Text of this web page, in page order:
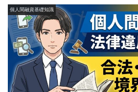
個人間融資基礎知識